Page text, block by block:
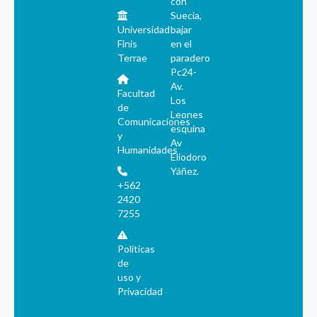
Universidad
Finis
Terrae
Facultad
de
Comunicaciones
y
Humanidades
+562
2420
7255
Políticas
de
uso y
Privacidad
Suecia,
bajar
en el
paradero
Pc24-
Av.
Los
Leones
esquina
Av
Eliodoro
Yáñez.